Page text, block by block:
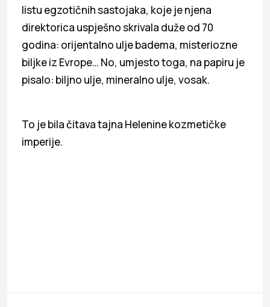
listu egzotičnih sastojaka, koje je njena
direktorica uspješno skrivala duže od 70
godina: orijentalno ulje badema, misteriozne
biljke iz Evrope… No, umjesto toga, na papiru je
pisalo: biljno ulje, mineralno ulje, vosak.
To je bila čitava tajna Helenine kozmetičke
imperije.